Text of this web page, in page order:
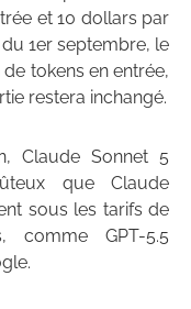
et 10 dollars par
1er septembre, le
tokens en entrée,
restera inchangé.
Claude Sonnet 5
que Claude
sous les tarifs de
comme GPT-5.5